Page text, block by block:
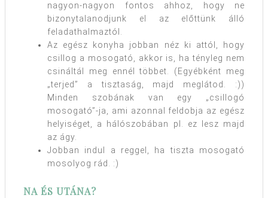
nagyon-nagyon fontos ahhoz, hogy ne
bizonytalanodjunk el az előttünk álló
feladathalmaztól.
Az egész konyha jobban néz ki attól, hogy
csillog a mosogató, akkor is, ha tényleg nem
csináltál meg ennél többet. (Egyébként meg
„terjed” a tisztaság, majd meglátod. :))
Minden szobának van egy „csillogó
mosogató”-ja, ami azonnal feldobja az egész
helyiséget, a hálószobában pl. ez lesz majd
az ágy.
Jobban indul a reggel, ha tiszta mosogató
mosolyog rád. :)
NA ÉS UTÁNA?